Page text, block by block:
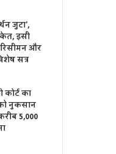
जुटा’,
इसी
और
सत्र
का
नुकसान
5,000